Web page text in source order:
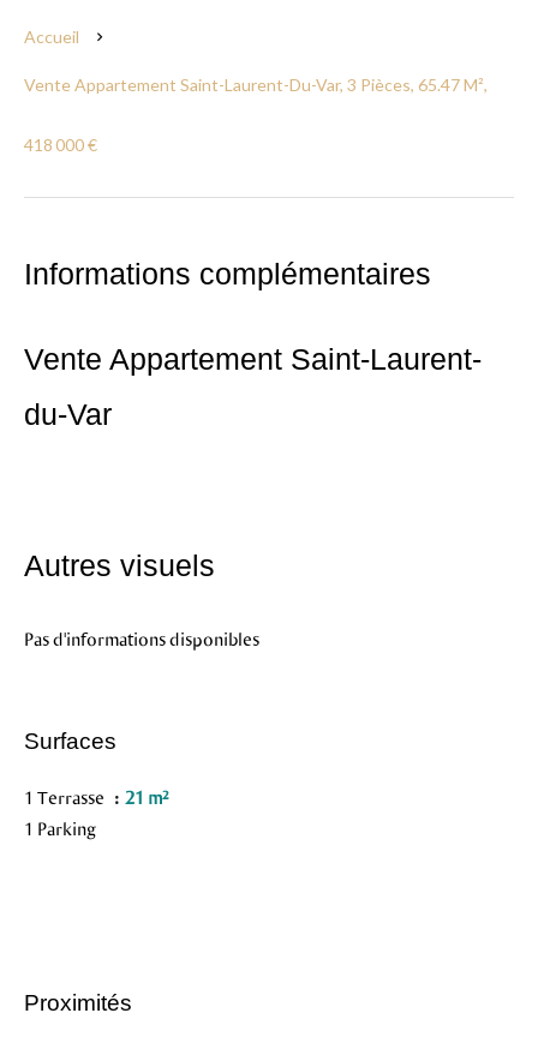
Accueil
Vente Appartement Saint-Laurent-Du-Var, 3 Pièces, 65.47 M²,
418 000 €
Informations complémentaires
Vente Appartement Saint-Laurent-
du-Var
Autres visuels
Pas d'informations disponibles
Surfaces
1 Terrasse
21 m²
1 Parking
Proximités